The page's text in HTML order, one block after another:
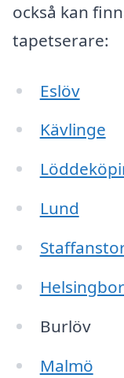
också kan
tapetserare:
Eslöv
Kävlinge
Lund
Burlöv
Malmö